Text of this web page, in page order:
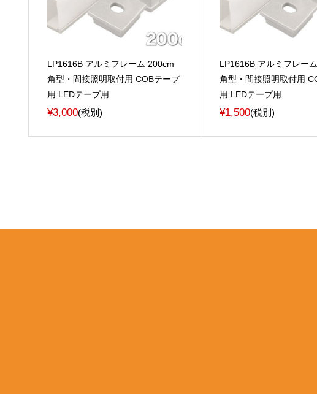
LP1616B アルミフレーム 200cm
角型・間接照明取付用 COBテープ
用 LEDテープ用
¥3,000(税別)
LP1616B アルミフレー
角型・間接照明取付用
用 LEDテープ用
¥1,500(税別)